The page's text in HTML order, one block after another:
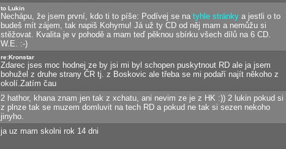
to Lukin
Nechápu, že jsem první, kdo ti to píše: Podívej se na tyhle stránky a jestli o to
budeš mít zájem, tak napiš Kohymu! Já už ty CD od něj mam a nemůžu si
stěžovat. Kvalita je v pohodě a mam teď pěknou sbírku všech dílů na 6 CD.
W.E. :-)
re:Kronstar
Zdarec jses moc hodnej ze by jsi mi byl schopen puskytnout RD ale ja jsem
bohužel z druhe strany ČR tj. z Boskovic ale třeba se mi podaří najít někoho z
okolí.Zatím čau
2 hathor, khana znam jen tak z xchatu, ani nevim ze je z HK :)) 2 lukin pokud si
z plnze tak se muzem domluvit na tech RD a pokud ne tak si sezen nekoho
jinyho.
ja uz mam skolni rok 14 dni